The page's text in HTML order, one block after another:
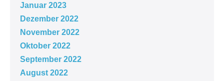
Januar 2023
Dezember 2022
November 2022
Oktober 2022
September 2022
August 2022